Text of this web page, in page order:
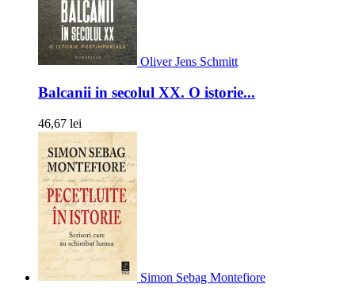
Oliver Jens Schmitt
Balcanii in secolul XX. O istorie...
46,67 lei
Simon Sebag Montefiore